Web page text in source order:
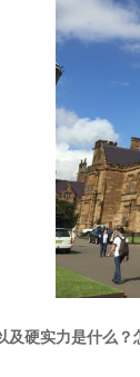
及硬实力是什么？